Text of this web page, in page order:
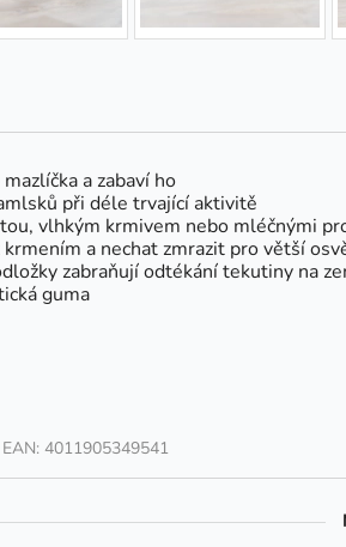
a zabaví ho
při déle trvající aktivitě
vlhkým krmivem nebo mléčnými
a nechat zmrazit pro větší
zabraňují odtékání tekutiny na
guma
EAN: 4011905349541